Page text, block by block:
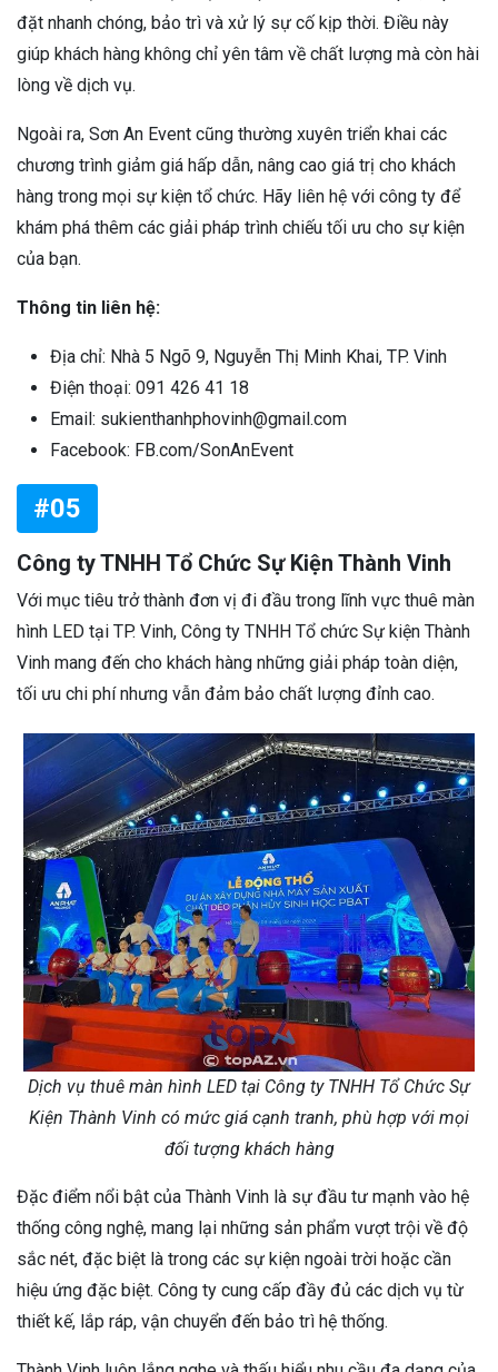
đặt nhanh chóng, bảo trì và xử lý sự cố kịp thời. Điều này
giúp khách hàng không chỉ yên tâm về chất lượng mà còn hài
lòng về dịch vụ.
Ngoài ra, Sơn An Event cũng thường xuyên triển khai các
chương trình giảm giá hấp dẫn, nâng cao giá trị cho khách
hàng trong mọi sự kiện tổ chức. Hãy liên hệ với công ty để
khám phá thêm các giải pháp trình chiếu tối ưu cho sự kiện
của bạn.
Thông tin liên hệ:
Địa chỉ: Nhà 5 Ngõ 9, Nguyễn Thị Minh Khai, TP. Vinh
Điện thoại: 091 426 41 18
Email: sukienthanhphovinh@gmail.com
Facebook: FB.com/SonAnEvent
#05
Công ty TNHH Tổ Chức Sự Kiện Thành Vinh
Với mục tiêu trở thành đơn vị đi đầu trong lĩnh vực thuê màn
hình LED tại TP. Vinh, Công ty TNHH Tổ chức Sự kiện Thành
Vinh mang đến cho khách hàng những giải pháp toàn diện,
tối ưu chi phí nhưng vẫn đảm bảo chất lượng đỉnh cao.
Dịch vụ thuê màn hình LED tại Công ty TNHH Tổ Chức Sự
Kiện Thành Vinh có mức giá cạnh tranh, phù hợp với mọi
đối tượng khách hàng
Đặc điểm nổi bật của Thành Vinh là sự đầu tư mạnh vào hệ
thống công nghệ, mang lại những sản phẩm vượt trội về độ
sắc nét, đặc biệt là trong các sự kiện ngoài trời hoặc cần
hiệu ứng đặc biệt. Công ty cung cấp đầy đủ các dịch vụ từ
thiết kế, lắp ráp, vận chuyển đến bảo trì hệ thống.